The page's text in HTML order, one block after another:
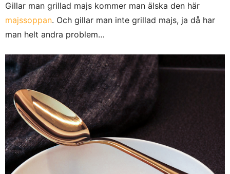
Gillar man grillad majs kommer man älska den här
majssoppan. Och gillar man inte grillad majs, ja då har
man helt andra problem…